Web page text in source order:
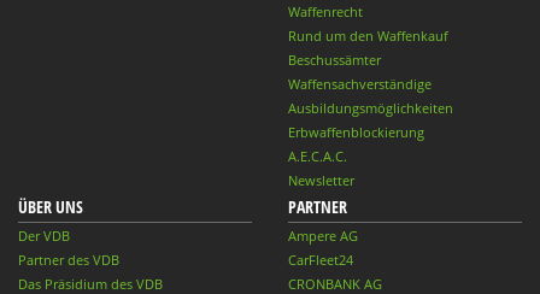
Waffenrecht
Rund um den Waffenkauf
Beschussämter
Waffensachverständige
Ausbildungsmöglichkeiten
Erbwaffenblockierung
A.E.C.A.C.
Newsletter
ÜBER UNS
Der VDB
Partner des VDB
Das Präsidium des VDB
PARTNER
Ampere AG
CarFleet24
CRONBANK AG